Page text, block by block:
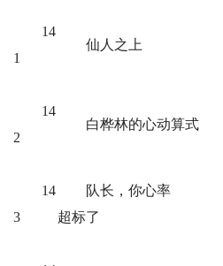
14
1
仙人之上
14
2
白桦林的心动算式
14
3
队长，你心率
超标了